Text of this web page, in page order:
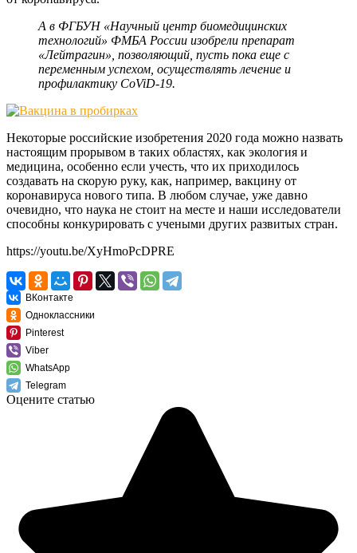
А в ФГБУН «Научный центр биомедицинских
технологий» ФМБА России изобрели препарат
«Лейтрагин», позволяющий, пусть пока еще с
переменным успехом, осуществлять лечение и
профилактику CoViD-19.
Некоторые российские изобретения 2020 года можно назвать
настоящим прорывом в таких областях, как экология и
медицина, особенно если учесть, что их приходилось
создавать на скорую руку, как, например, вакцину от
коронавируса нового типа. В любом случае, уже давно
очевидно, что наука не стоит на месте и наши исследователи
способны конкурировать с учеными других развитых стран.
https://youtu.be/XyHmoPcDPRE
ВКонтакте
Одноклассники
Pinterest
Viber
WhatsApp
Telegram
Оцените статью